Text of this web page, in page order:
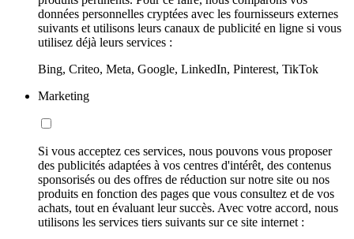
données personnelles cryptées avec les fournisseurs externes
suivants et utilisons leurs canaux de publicité en ligne si vous
utilisez déjà leurs services :
Bing, Criteo, Meta, Google, LinkedIn, Pinterest, TikTok
Marketing
Si vous acceptez ces services, nous pouvons vous proposer
des publicités adaptées à vos centres d'intérêt, des contenus
sponsorisés ou des offres de réduction sur notre site ou nos
produits en fonction des pages que vous consultez et de vos
achats, tout en évaluant leur succès. Avec votre accord, nous
utilisons les services tiers suivants sur ce site internet :